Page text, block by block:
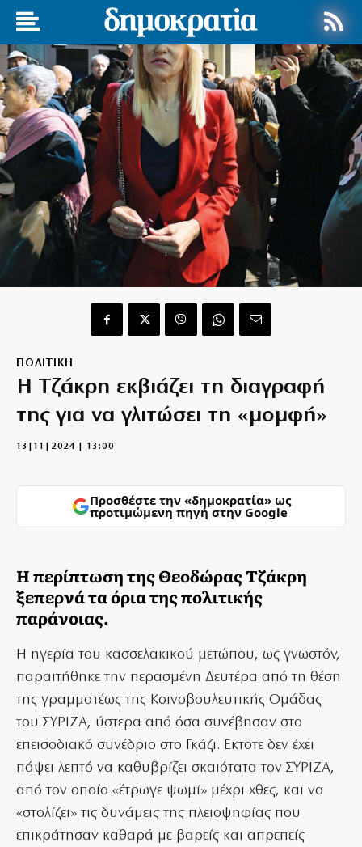
ΠΟΛΙΤΙΚΗ
Η Τζάκρη εκβιάζει τη διαγραφή
της για να γλιτώσει τη «μομφή»
13|11|2024 | 13:00
Προσθέστε την «δημοκρατία» ως
προτιμώμενη πηγή στην Google
Η περίπτωση της Θεοδώρας Τζάκρη
ξεπερνά τα όρια της πολιτικής
παράνοιας.
Η ηγερία του κασσελακικού μετώπου, ως γνωστόν,
παραιτήθηκε την περασμένη Δευτέρα από τη θέση
της γραμματέως της Κοινοβουλευτικής Ομάδας
του ΣΥΡΙΖΑ, ύστερα από όσα συνέβησαν στο
επεισοδιακό συνέδριο στο Γκάζι. Εκτοτε δεν έχει
πάψει λεπτό να καθυβρίζει σκαιότατα τον ΣΥΡΙΖΑ,
από τον οποίο «έτρωγε ψωμί» μέχρι χθες, και να
«στολίζει» τις δυνάμεις της πλειοψηφίας που
επικράτησαν καθαρά με βαρείς και απρεπείς